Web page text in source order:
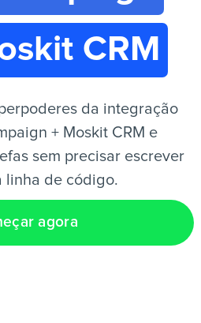
PT CRM
da integração
+ Moskit CRM e
sem precisar escrever
linha de código.
agora